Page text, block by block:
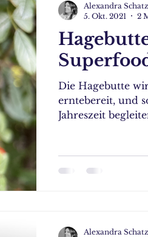
Die Hagebutte
erntebereit, und
Jahreszeit
Alexandra Schatz
5. Okt. 2021
2
Alexandra Schatz